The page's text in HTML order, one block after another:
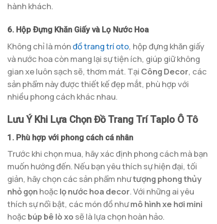
hành khách.
6. Hộp Đựng Khăn Giấy và Lọ Nước Hoa
Không chỉ là mónđồ trang trí oto, hộp đựng khăn giấy
và nước hoa còn mang lại sự tiện ích, giúp giữ không
gian xe luôn sạch sẽ, thơm mát. Tại Công Decor, các
sản phẩm này được thiết kế đẹp mắt, phù hợp với
nhiều phong cách khác nhau.
Lưu Ý Khi Lựa Chọn Đồ Trang Trí Taplo Ô Tô
1. Phù hợp với phong cách cá nhân
Trước khi chọn mua, hãy xác định phong cách mà bạn
muốn hướng đến. Nếu bạn yêu thích sự hiện đại, tối
giản, hãy chọn các sản phẩm nhưtượng phong thủy
nhỏ gọn hoặc lọ nước hoa decor. Với những ai yêu
thích sự nổi bật, các món đồ nhưmô hình xe hơi mini
hoặc búp bê lò xo sẽ là lựa chọn hoàn hảo.